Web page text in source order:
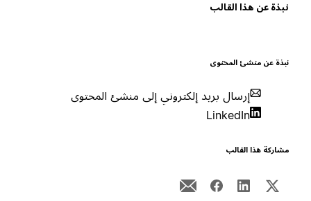
عن هذا القالب
عن منشئ المحتوى
إرسال بريد إلكتروني إلى منشئ المحتوى
LinkedIn
هذا القالب